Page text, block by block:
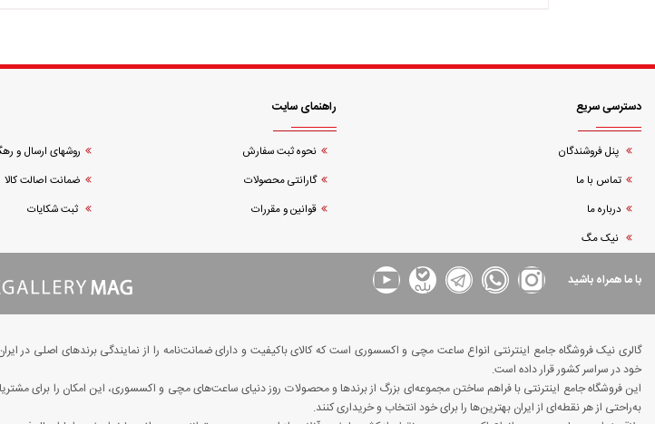
دسترسی سریع
پنل فروشندگان
تماس با ما
درباره ما
نیک مگ
راهنمای سایت
نحوه ثبت سفارش
روشهای ارسال و
گارانتی محصولات
ضمانت اصالت کالا
قوانین و مقررات
ثبت شکایات
با ما همراه باشید
گالری نیک فروشگاه جامع اینترنتی انواع ساعت مچی و اکسسوری است که کالای باکیفیت و دارای ضمانت‌نامه را از نمایندگی برندهای اصلی در
خود در سراسر کشور قرار داده است.
این فروشگاه جامع اینترنتی با فراهم ساختن مجموعه‌ای بزرگ از برندها و محصولات روز دنیای ساعت‌های مچی و اکسسوری، این امکان را برای
به‌راحتی از هر نقطه‌ای از ایران بهترین‌ها را برای خود انتخاب و خریداری کنند.